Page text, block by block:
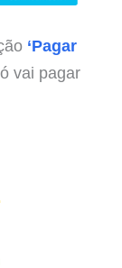
‘Pagar
vai pagar